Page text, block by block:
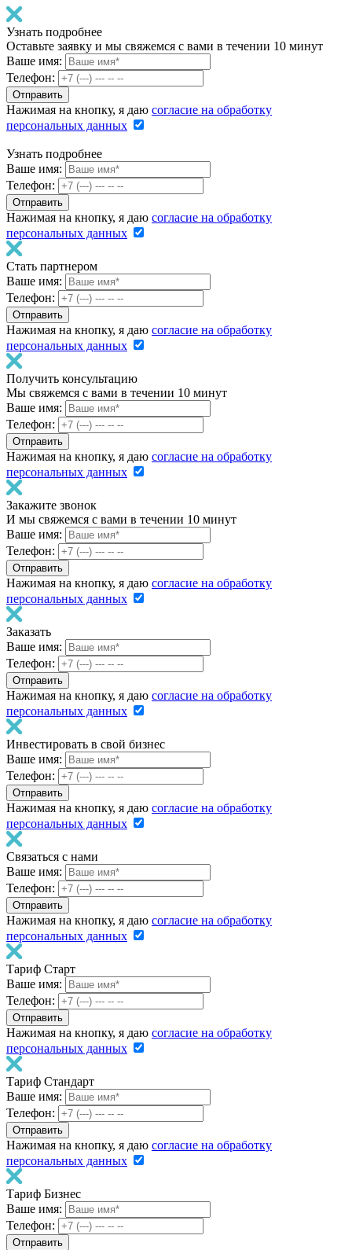
Узнать подробнее
Оставьте заявку и мы свяжемся с вами в течении 10 минут
Ваше имя:
Телефон:
Нажимая на кнопку, я даю согласие на обработку
персональных данных
Узнать подробнее
Ваше имя:
Телефон:
Нажимая на кнопку, я даю согласие на обработку
персональных данных
Стать партнером
Ваше имя:
Телефон:
Нажимая на кнопку, я даю согласие на обработку
персональных данных
Получить консультацию
Мы свяжемся с вами в течении 10 минут
Ваше имя:
Телефон:
Нажимая на кнопку, я даю согласие на обработку
персональных данных
Закажите звонок
И мы свяжемся с вами в течении 10 минут
Ваше имя:
Телефон:
Нажимая на кнопку, я даю согласие на обработку
персональных данных
Заказать
Ваше имя:
Телефон:
Нажимая на кнопку, я даю согласие на обработку
персональных данных
Инвестировать в свой бизнес
Ваше имя:
Телефон:
Нажимая на кнопку, я даю согласие на обработку
персональных данных
Связаться с нами
Ваше имя:
Телефон:
Нажимая на кнопку, я даю согласие на обработку
персональных данных
Тариф Старт
Ваше имя:
Телефон:
Нажимая на кнопку, я даю согласие на обработку
персональных данных
Тариф Стандарт
Ваше имя:
Телефон:
Нажимая на кнопку, я даю согласие на обработку
персональных данных
Тариф Бизнес
Ваше имя:
Телефон: